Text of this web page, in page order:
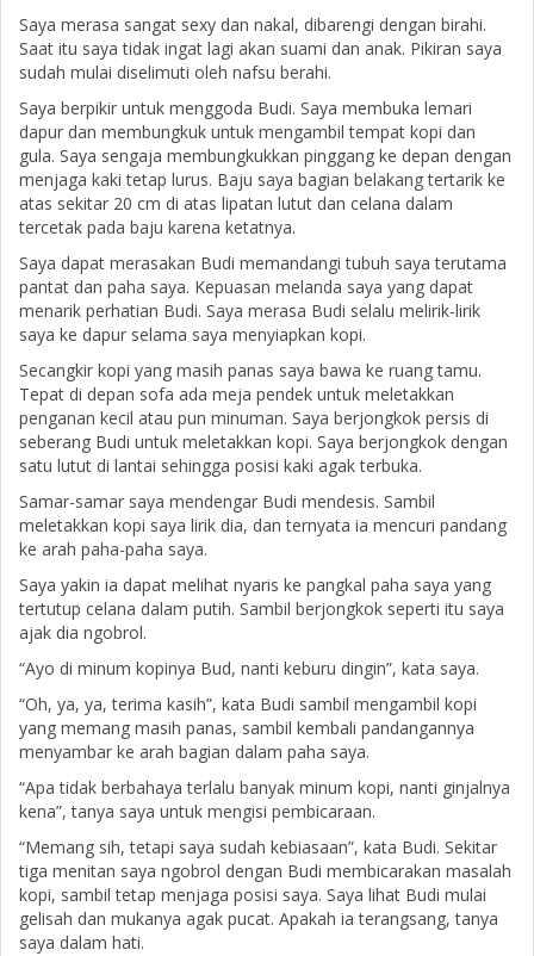
Saya merasa sangat sexy dan nakal, dibarengi dengan birahi.
Saat itu saya tidak ingat lagi akan suami dan anak. Pikiran saya
sudah mulai diselimuti oleh nafsu berahi.
Saya berpikir untuk menggoda Budi. Saya membuka lemari
dapur dan membungkuk untuk mengambil tempat kopi dan
gula. Saya sengaja membungkukkan pinggang ke depan dengan
menjaga kaki tetap lurus. Baju saya bagian belakang tertarik ke
atas sekitar 20 cm di atas lipatan lutut dan celana dalam
tercetak pada baju karena ketatnya.
Saya dapat merasakan Budi memandangi tubuh saya terutama
pantat dan paha saya. Kepuasan melanda saya yang dapat
menarik perhatian Budi. Saya merasa Budi selalu melirik-lirik
saya ke dapur selama saya menyiapkan kopi.
Secangkir kopi yang masih panas saya bawa ke ruang tamu.
Tepat di depan sofa ada meja pendek untuk meletakkan
penganan kecil atau pun minuman. Saya berjongkok persis di
seberang Budi untuk meletakkan kopi. Saya berjongkok dengan
satu lutut di lantai sehingga posisi kaki agak terbuka.
Samar-samar saya mendengar Budi mendesis. Sambil
meletakkan kopi saya lirik dia, dan ternyata ia mencuri pandang
ke arah paha-paha saya.
Saya yakin ia dapat melihat nyaris ke pangkal paha saya yang
tertutup celana dalam putih. Sambil berjongkok seperti itu saya
ajak dia ngobrol.
“Ayo di minum kopinya Bud, nanti keburu dingin”, kata saya.
“Oh, ya, ya, terima kasih”, kata Budi sambil mengambil kopi
yang memang masih panas, sambil kembali pandangannya
menyambar ke arah bagian dalam paha saya.
“Apa tidak berbahaya terlalu banyak minum kopi, nanti ginjalnya
kena”, tanya saya untuk mengisi pembicaraan.
“Memang sih, tetapi saya sudah kebiasaan”, kata Budi. Sekitar
tiga menitan saya ngobrol dengan Budi membicarakan masalah
kopi, sambil tetap menjaga posisi saya. Saya lihat Budi mulai
gelisah dan mukanya agak pucat. Apakah ia terangsang, tanya
saya dalam hati.